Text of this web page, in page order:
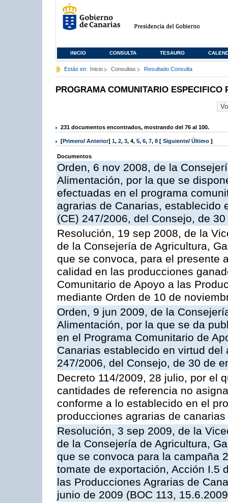
INICIO CONSULTA TESAURO
Estás en: Inicio Consultas Resultado Consulta
PROGRAMA COMUNITARIO ESPECIFICO
231 documentos encontrados, mostrando del 76 al 100.
[Primero/ Anterior] 1, 2, 3, 4, 5, 6, 7, 8 [ Siguiente/ Último ]
Documentos
Orden, 6 nov 2008, de la
Alimentación, por la que se
efectuadas en el programa
agrarias de Canarias, establecido
(CE) 247/2006, del Consejo, de
Resolución, 19 sep 2008, de la
de la Consejería de Agricultura,
que se convoca, para el presente
calidad en las producciones
Comunitario de Apoyo a las
mediante Orden de 10 de
Orden, 9 jun 2009, de la
Alimentación, por la que se da
en el Programa Comunitario de
Canarias establecido en virtud
247/2006, del Consejo, de 30 de
Decreto 114/2009, 28 julio, por el
cantidades de referencia no
conforme a lo establecido en el
producciones agrarias de canarias
Resolución, 3 sep 2009, de la
de la Consejería de Agricultura,
que se convoca para la campaña
tomate de exportación, Acción I.5
las Producciones Agrarias de
junio de 2009 (BOC 113,